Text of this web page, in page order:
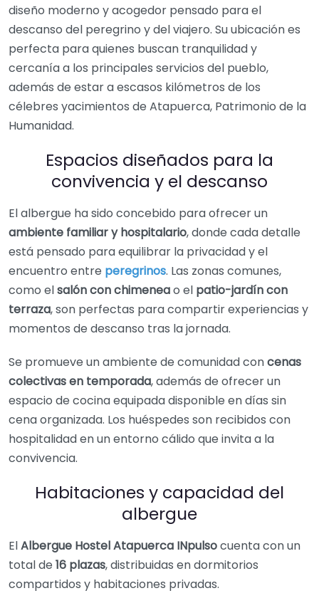
diseño moderno y acogedor pensado para el
descanso del peregrino y del viajero. Su ubicación es
perfecta para quienes buscan tranquilidad y
cercanía a los principales servicios del pueblo,
además de estar a escasos kilómetros de los
célebres yacimientos de Atapuerca, Patrimonio de la
Humanidad.
Espacios diseñados para la
convivencia y el descanso
El albergue ha sido concebido para ofrecer un
ambiente familiar y hospitalario, donde cada detalle
está pensado para equilibrar la privacidad y el
encuentro entre peregrinos. Las zonas comunes,
como elsalón con chimeneao el patio-jardín con
terraza, son perfectas para compartir experiencias y
momentos de descanso tras la jornada.
Se promueve un ambiente de comunidad concenas
colectivas en temporada, además de ofrecer un
espacio de cocina equipada disponible en días sin
cena organizada. Los huéspedes son recibidos con
hospitalidad en un entorno cálido que invita a la
convivencia.
Habitaciones y capacidad del
albergue
ElAlbergue Hostel Atapuerca INpulsocuenta con un
total de 16 plazas, distribuidas en dormitorios
compartidos y habitaciones privadas.